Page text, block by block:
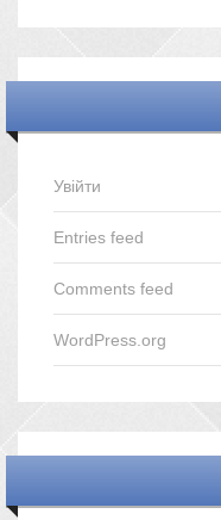
Увійти
Entries feed
Comments feed
WordPress.org